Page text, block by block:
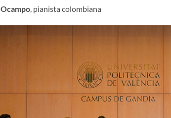
, pianista colombiana